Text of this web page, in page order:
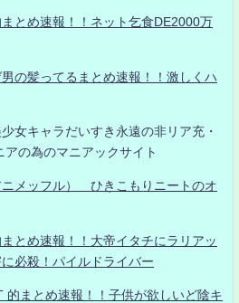
とめ速報！！ネット乞食DE2000万
の髪ってるまとめ速報！！激しくハ
女キャラだいすき永遠の非リア充・
の為のマニアックサイト
ニメッフル） ひきこもりニートのオ
とめ速報！！大帝イタチにラリアッ
必殺！パイルドライバー
的まとめ速報！！子供が欲しいど陰キ